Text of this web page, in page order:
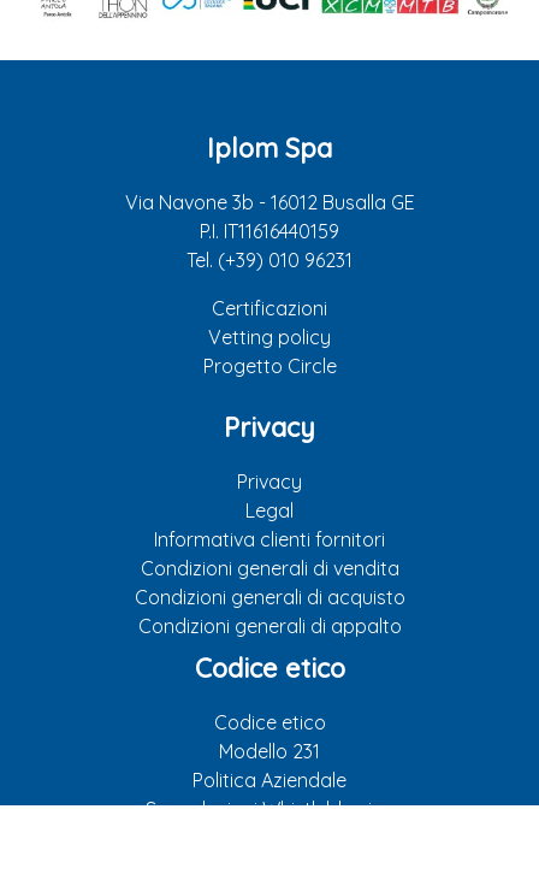
Iplom Spa
Via Navone 3b - 16012 Busalla GE
P.I. IT11616440159
Tel. (+39) 010 96231
Certificazioni
Vetting policy
Progetto Circle
Privacy
Privacy
Legal
Informativa clienti fornitori
Condizioni generali di vendita
Condizioni generali di acquisto
Condizioni generali di appalto
Codice etico
Codice etico
Modello 231
Politica Aziendale
Segnalazioni Whistleblowing